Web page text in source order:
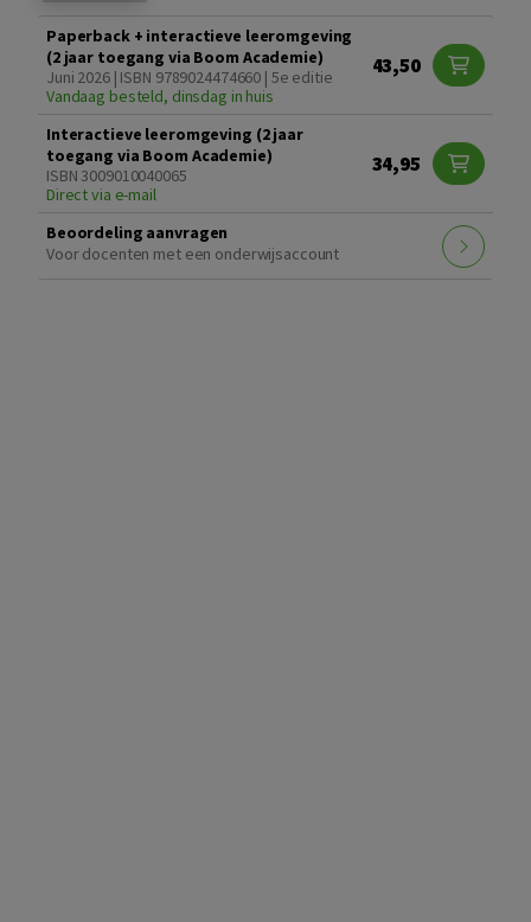
Paperback + interactieve leeromgeving
(2 jaar toegang via Boom Academie)
Juni 2026 | ISBN 9789024474660 | 5e editie
Vandaag besteld, dinsdag in huis
43,50
Interactieve leeromgeving (2 jaar
toegang via Boom Academie)
ISBN 3009010040065
Direct via e-mail
34,95
Beoordeling aanvragen
Voor docenten met een onderwijsaccount